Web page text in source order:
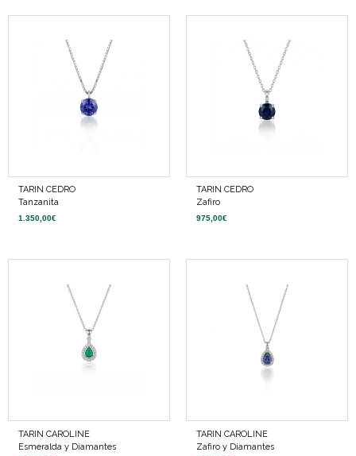
TARIN CEDRO
Tanzanita
1.350,00€
TARIN CEDRO
Zafiro
975,00€
TARIN CAROLINE
Esmeralda y Diamantes
TARIN CAROLINE
Zafiro y Diamantes